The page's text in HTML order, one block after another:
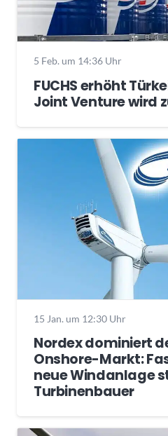
5 Feb. um 14:36 Uhr
FUCHS erhöht
Joint Venture wird
15 Jan. um 12:30 Uhr
Nordex dominiert
Onshore-Markt:
neue Windanlage
Turbinenbauer